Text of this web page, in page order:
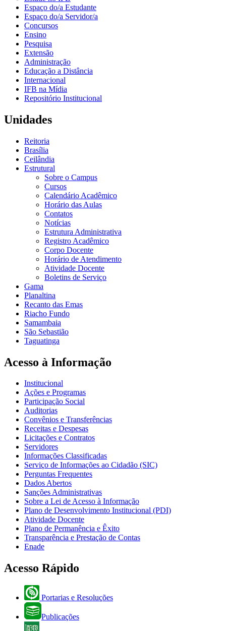
Espaço do/a Estudante
Espaço do/a Servidor/a
Concursos
Ensino
Pesquisa
Extensão
Administração
Educação a Distância
Internacional
IFB na Mídia
Repositório Institucional
Unidades
Reitoria
Brasília
Ceilândia
Estrutural
Sobre o Campus
Cursos
Calendário Acadêmico
Horário das Aulas
Contatos
Notícias
Estrutura Administrativa
Registro Acadêmico
Corpo Docente
Horário de Atendimento
Atividade Docente
Boletins de Serviço
Gama
Planaltina
Recanto das Emas
Riacho Fundo
Samambaia
São Sebastião
Taguatinga
Acesso à Informação
Institucional
Ações e Programas
Participação Social
Auditorias
Convênios e Transferências
Receitas e Despesas
Licitações e Contratos
Servidores
Informações Classificadas
Serviço de Informações ao Cidadão (SIC)
Perguntas Frequentes
Dados Abertos
Sanções Administrativas
Sobre a Lei de Acesso à Informação
Plano de Desenvolvimento Institucional (PDI)
Atividade Docente
Plano de Permanência e Êxito
Transparência e Prestação de Contas
Enade
Acesso Rápido
Portarias e Resoluções
Publicações